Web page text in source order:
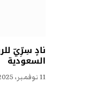
نادٍ سِرِّيّ
السعودية
11 نوفمبر، 2025